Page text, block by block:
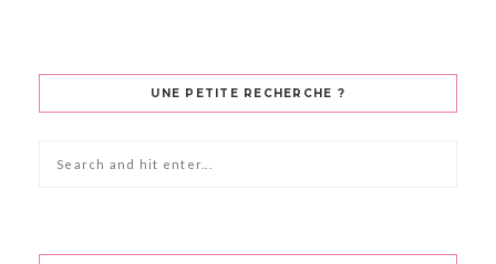
UNE PETITE RECHERCHE ?